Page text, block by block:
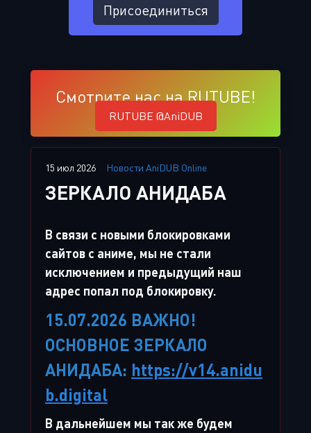
Присоединиться
Смотрите нас на RUTUBE!
RUTUBE @AniDUB
15 июл 2026 Новости AniDUB Online
ЗЕРКАЛО АНИДАБА
В связи с новыми блокировками
сайтов с аниме, мы не стали
исключением и предыдущий наш
адрес попал под блокировку.
15.07.2026 ВАЖНО!
ОСНОВНОЕ ЗЕРКАЛО
АНИДАБА: https://v14.anidu
b.digital
В дальнейшем мы так же будем